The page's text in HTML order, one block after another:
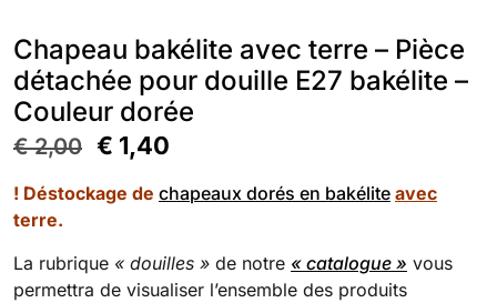
Chapeau bakélite avec terre – Pièce
détachée pour douille E27 bakélite –
Couleur dorée
€2,00 € 1,40
! Déstockage de chapeaux dorés en bakélite avec
terre.
La rubrique « douilles » de notre « catalogue » vous
permettra de visualiser l’ensemble des produits